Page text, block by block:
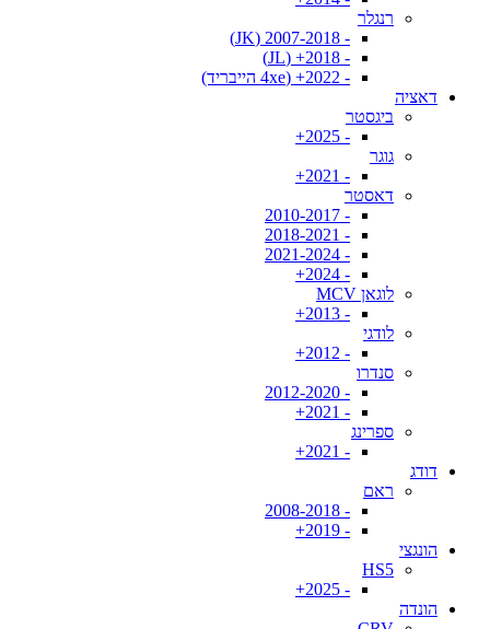
רנגלר
- 2007-2018 (JK)
- 2018+ (JL)
- 2022+ (4xe הייבריד)
דאציה
ביגסטר
- 2025+
גוגר
- 2021+
דאסטר
- 2010-2017
- 2018-2021
- 2021-2024
- 2024+
לוגאן MCV
- 2013+
לודגי
- 2012+
סנדרו
- 2012-2020
- 2021+
ספרינג
- 2021+
דודג
ראם
- 2008-2018
- 2019+
הונגצי
HS5
- 2025+
הונדה